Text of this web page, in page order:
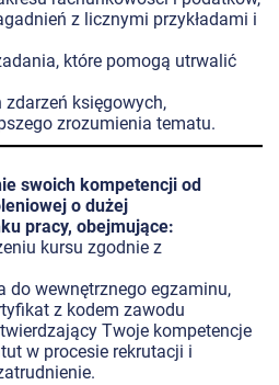
z licznymi przykładami i
które pomogą utrwalić
zdarzeń księgowych,
zrozumienia tematu.
swoich kompetencji od
o dużej
pracy, obejmujące:
kursu zgodnie z
do wewnętrznego egzaminu,
z kodem zawodu
Twoje kompetencje
w procesie rekrutacji i